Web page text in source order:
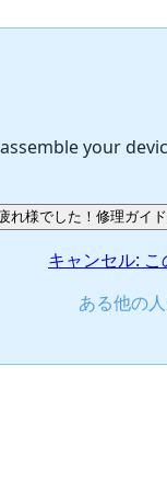
your
れ様でした！修理ガイ
キャンセル: こ
ある他の